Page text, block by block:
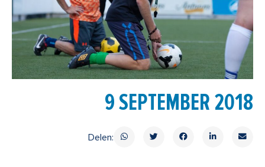
9 SEPTEMBER 2018
Delen: